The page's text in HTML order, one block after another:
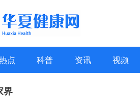
点 科普 资讯 视频
界